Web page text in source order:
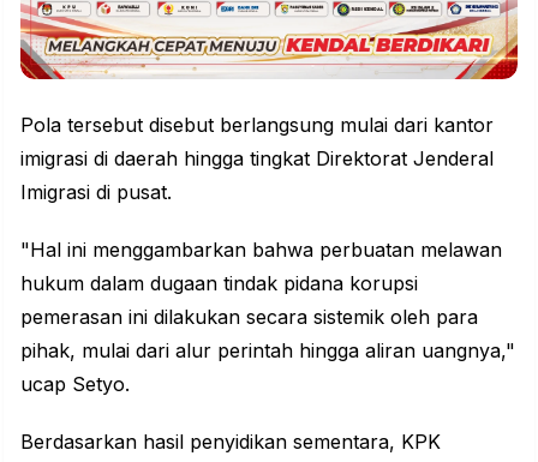
Pola tersebut disebut berlangsung mulai dari kantor
imigrasi di daerah hingga tingkat Direktorat Jenderal
Imigrasi di pusat.
"Hal ini menggambarkan bahwa perbuatan melawan
hukum dalam dugaan tindak pidana korupsi
pemerasan ini dilakukan secara sistemik oleh para
pihak, mulai dari alur perintah hingga aliran uangnya,"
ucap Setyo.
Berdasarkan hasil penyidikan sementara, KPK